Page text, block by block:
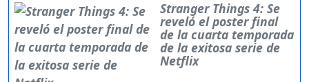
Stranger Things 4: Se
reveló el poster final
de la cuarta temporada
de la exitosa serie de
Netflix